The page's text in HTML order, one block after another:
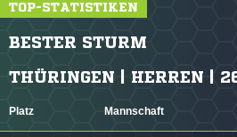
TOP-STATISTIKEN
BESTER STURM
THÜRINGEN | HERREN |
Platz Mannschaft